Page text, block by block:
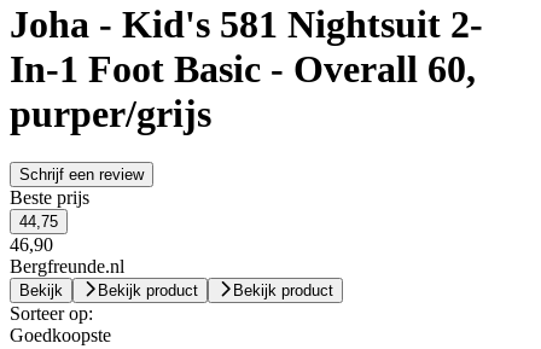
Joha - Kid's 581 Nightsuit 2-
In-1 Foot Basic - Overall 60,
purper/grijs
Schrijf een review
Beste prijs
44,75
46,90
Bergfreunde.nl
Bekijk Bekijk product Bekijk product
Sorteer op:
Goedkoopste